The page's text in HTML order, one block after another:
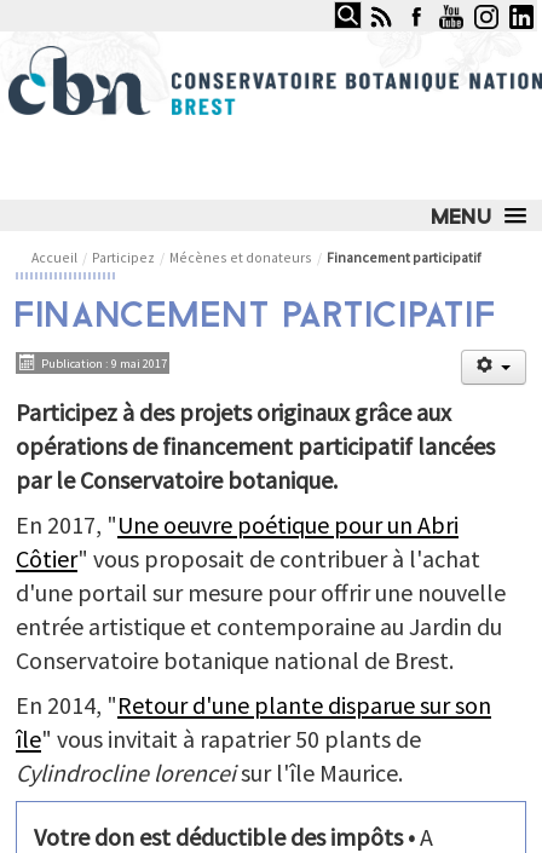
Rechercher
LE CONSERVATOIRE
OBSERVATOIRE DES MILIEUX NATURELS
OBSERVATOIRE DES PLANTES SAUVAGES
ESPACE DOCUMENTAIRE
PARTICIPEZ
Balades numériques
Enquetes participatives
Réseau des correspondants
Mécènes et donateurs
L'Arche aux plantes
Accueil / Participez / Mécènes et donateurs / Financement participatif
FINANCEMENT PARTICIPATIF
Publication : 9 mai 2017
Participez à des projets originaux grâce aux
opérations de financement participatif lancées
par le Conservatoire botanique.
En 2017, "Une oeuvre poétique pour un Abri
Côtier" vous proposait de contribuer à l'achat
d'une portail sur mesure pour offrir une nouvelle
entrée artistique et contemporaine au Jardin du
Conservatoire botanique national de Brest.
En 2014, "Retour d'une plante disparue sur son
île" vous invitait à rapatrier 50 plants de
Cylindrocline lorenceisur l'île Maurice.
Votre don est déductible des impôts •A